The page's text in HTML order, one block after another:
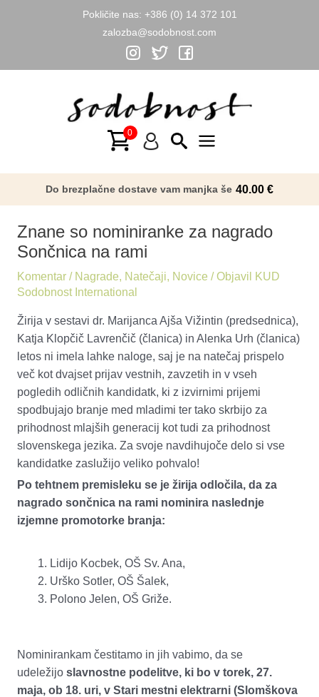
Pokličite nas: +386 (0) 14 372 101
zalozba@sodobnost.com
Menu
Do brezplačne dostave vam manjka še 40.00 €
Znane so nominiranke za nagrado
Sončnica na rami
Komentar / Nagrade, Natečaji, Novice / Objavil
KUD
Sodobnost International
Žirija v sestavi dr. Marijanca Ajša Vižintin (predsednica),
Katja Klopčič Lavrenčič (članica) in Alenka Urh (članica)
letos ni imela lahke naloge, saj je na natečaj prispelo
več kot dvajset prijav vestnih, zavzetih in v vseh
pogledih odličnih kandidatk, ki z izvirnimi prijemi
spodbujajo branje med mladimi ter tako skrbijo za
prihodnost mlajših generacij kot tudi za prihodnost
slovenskega jezika. Za svoje navdihujoče delo si vse
kandidatke zaslužijo veliko pohvalo!
Po tehtnem premisleku se je žirija odločila, da za
nagrado sončnica na rami nominira naslednje
izjemne promotorke branja:
Lidijo Kocbek, OŠ Sv. Ana,
Urško Sotler, OŠ Šalek,
Polono Jelen, OŠ Griže.
Nominirankam čestitamo in jih vabimo, da se
udeležijo slavnostne podelitve, ki bo v torek, 27.
maja, ob 18. uri, v Stari mestni elektrarni (Slomškova